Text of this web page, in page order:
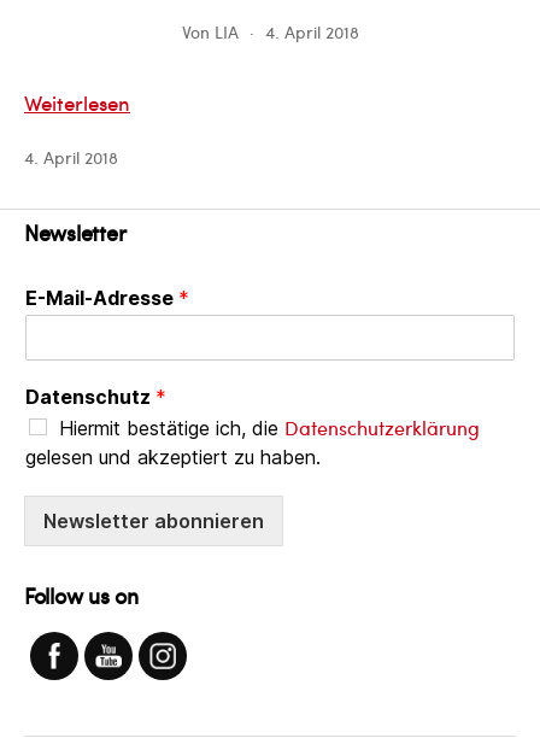
Von LIA 4. April 2018
Weiterlesen
März
in
der
Spinnerei
Werkschau
4. April 2018
Newsletter
E-Mail-Adresse *
Datenschutz *
Hiermit bestätige ich, die Datenschutzerklärung
gelesen und akzeptiert zu haben.
Newsletter abonnieren
Follow us on